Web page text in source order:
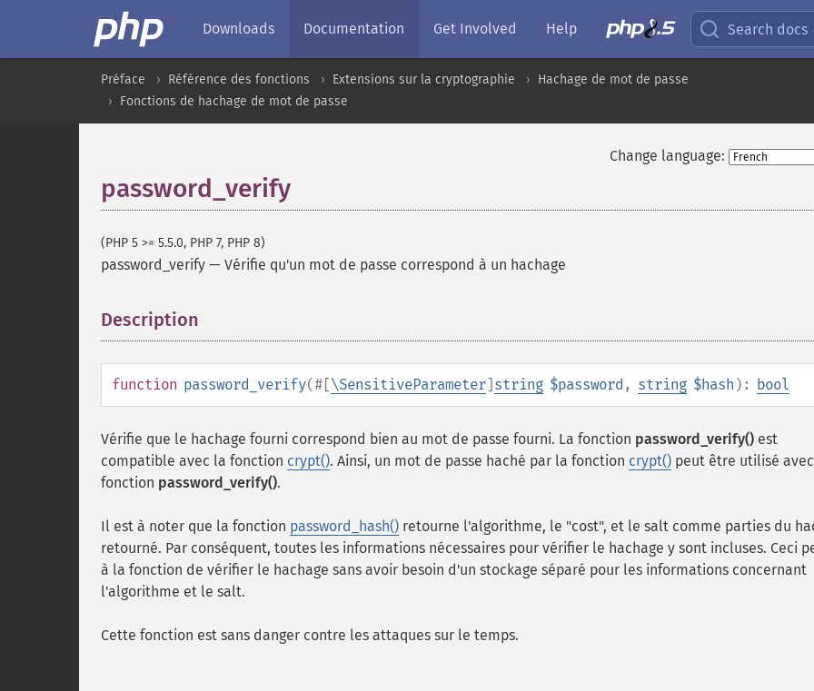
Downloads Documentation Get Involved Help Search docs
Préface Référence des fonctions Extensions sur la cryptographie
Hachage de mot de passe
Fonctions de hachage de mot de passe
Change language:
password_verify
(PHP 5 >= 5.5.0, PHP 7, PHP 8)
password_verify — Vérifie qu'un mot de passe correspond à un hachage
Description
function password_verify(#[\SensitiveParameter] string $password , string $hash ): bool
Vérifie que le hachage fourni correspond bien au mot de passe fourni. La fonction password_verify() est
compatible avec la fonction crypt(). Ainsi, un mot de passe haché par la fonction crypt() peut être utilisé
fonction password_verify().
Il est à noter que la fonction password_hash() retourne l'algorithme, le "cost", et le salt comme parties du
retourné. Par conséquent, toutes les informations nécessaires pour vérifier le hachage y sont incluses. Ceci
à la fonction de vérifier le hachage sans avoir besoin d'un stockage séparé pour les informations concernant
l'algorithme et le salt.
Cette fonction est sans danger contre les attaques sur le temps.